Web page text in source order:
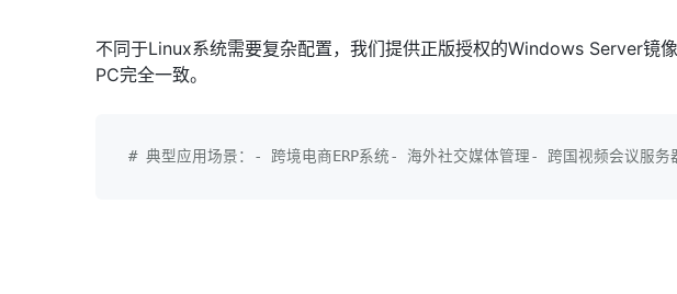
不同于Linux系统需要复杂配置，我们提供正版授权的Windows Server镜
PC完全一致。
# 典型应用场景：- 跨境电商ERP系统- 海外社交媒体管理- 跨国视频会议服务